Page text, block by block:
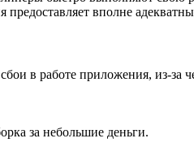
вполне
в работе приложения, из-за
за небольшие деньги.